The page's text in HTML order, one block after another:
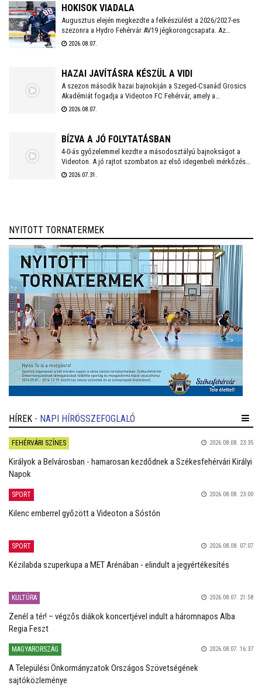
világklasszis csapatokat felvonultató kézilabdaünnepre jegyek már
kaphatók!
HOKISOK VIADALA
Augusztus elején megkezdte a felkészülést a 2026/2027-es
szezonra a Hydro Fehérvár AV19 jégkorongcsapata. Az
edzéseken részt vesz a FEHA19 hat fiatalja is, akik közül a
2026.08.07.
HAZAI JAVÍTÁSRA KÉSZÜL A VIDI
A szezon második hazai bajnokiján a Szeged-Csanád Grosics
Akadémiát fogadja a Videoton FC Fehérvár, amely a
Kazincbarcika elleni vereséget követően szeretne ismét
2026.08.07.
BÍZVA A JÓ FOLYTATÁSBAN
4-0-ás győzelemmel kezdte a másodosztályú bajnokságot a
Videoton. A jó rajtot szombaton az első idegenbeli mérkőzés
követi, a tavaly még NB I-es Kazincbarcika otthonában.
2026.07.31.
NYITOTT TORNATERMEK
HÍREK - NAPI HÍRÖSSZEFOGLALÓ
FEHÉRVÁRI SZÍNES 2026.08.08. 23:35
Királyok a Belvárosban - hamarosan kezdődnek a Székesfehérvári Királyi
Napok
SPORT 2026.08.08. 23:00
Kilenc emberrel győzött a Videoton a Sóstón
SPORT 2026.08.08. 07:07
Kézilabda szuperkupa a MET Arénában - elindult a jegyértékesítés
KULTÚRA 2026.08.07. 21:58
Zenél a tér! – végzős diákok koncertjével indult a háromnapos Alba
Regia Feszt
MAGYARORSZÁG 2026.08.07. 16:37
A Települési Önkormányzatok Országos Szövetségének
sajtóközleménye